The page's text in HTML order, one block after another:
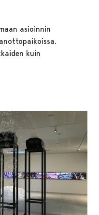
asioinnin
kuin